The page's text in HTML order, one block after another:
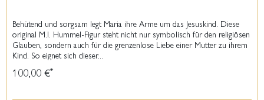
Behütend und sorgsam legt Maria ihre Arme um das Jesuskind. Diese
original M.I. Hummel-Figur steht nicht nur symbolisch für den religiösen
Glauben, sondern auch für die grenzenlose Liebe einer Mutter zu ihrem
Kind. So eignet sich dieser...
100,00 €*